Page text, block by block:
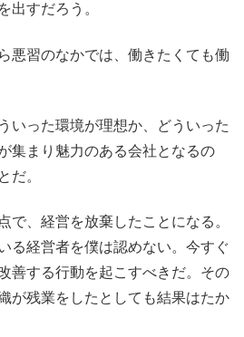
出すだろう。
悪習のなかでは、働きたくても働
いった環境が理想か、どういった
集まり魅力のある会社となるの
だ。
で、経営を放棄したことになる。
る経営者を僕は認めない。今すぐ
善する行動を起こすべきだ。その
が残業をしたとしても結果はたか